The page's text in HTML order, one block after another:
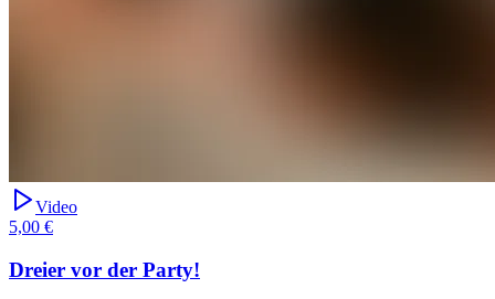
Video
5,00 €
Dreier vor der Party!